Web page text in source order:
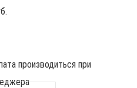
производиться при